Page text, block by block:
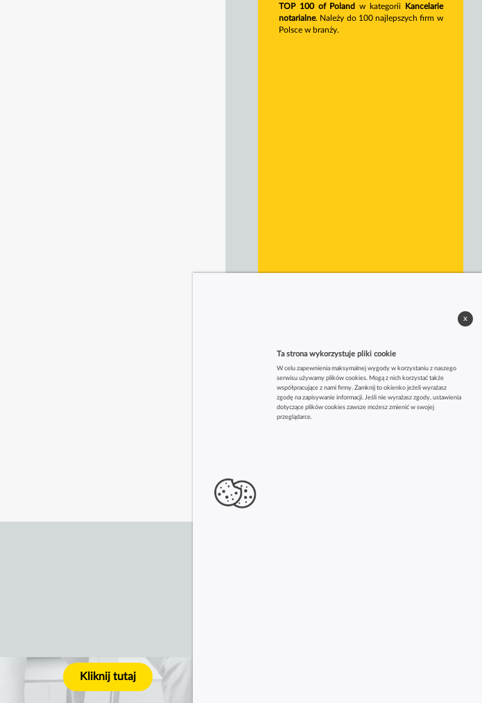
Kliknij tutaj
TOP 100 of Poland
w kategorii
Kancelarie
notarialne. Należy do 100 najlepszych firm w
Polsce w branży.
Ta strona wykorzystuje pliki cookie
W celu zapewnienia maksymalnej wygody w korzystaniu z naszego
serwisu używamy plików cookies. Mogą z nich korzystać także
współpracujące z nami firmy. Zamknij to okienko jeżeli wyrażasz
zgodę na zapisywanie informacji. Jeśli nie wyrażasz zgody, ustawienia
dotyczące plików cookies zawsze możesz zmienić w swojej
przeglądarce.
x